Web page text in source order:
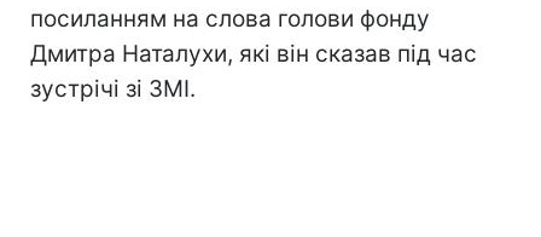
посиланням на слова голови фонду
Дмитра Наталухи, які він сказав під час
зустрічі зі ЗМІ.